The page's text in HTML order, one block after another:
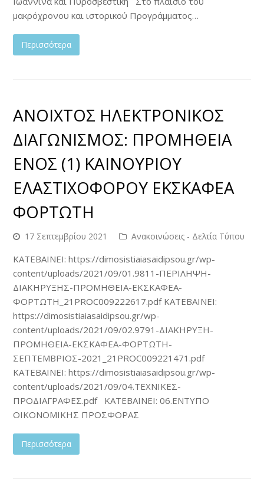
μακρόχρονου και ιστορικού Προγράμματος…
Περισσότερα
ΑΝΟΙΧΤΟΣ ΗΛΕΚΤΡΟΝΙΚΟΣ
ΔΙΑΓΩΝΙΣΜΟΣ: ΠΡΟΜΗΘΕΙΑ
ΕΝΟΣ (1) ΚΑΙΝΟΥΡΙΟΥ
ΕΛΑΣΤΙΧΟΦΟΡΟΥ ΕΚΣΚΑΦΕΑ
ΦΟΡΤΩΤΗ
17 Σεπτεμβρίου 2021 Ανακοινώσεις - Δελτία Τύπου
ΚΑΤΕΒΑΙΝΕΙ: https://dimosistiaiasaidipsou.gr/wp-
content/uploads/2021/09/01.9811-ΠΕΡΙΛΗΨΗ-
ΔΙΑΚΗΡΥΞΗΣ-ΠΡΟΜΗΘΕΙΑ-ΕΚΣΚΑΦΕΑ-
ΦΟΡΤΩΤΗ_21PROC009222617.pdf ΚΑΤΕΒΑΙΝΕΙ:
https://dimosistiaiasaidipsou.gr/wp-
content/uploads/2021/09/02.9791-ΔΙΑΚΗΡΥΞΗ-
ΠΡΟΜΗΘΕΙΑ-ΕΚΣΚΑΦΕΑ-ΦΟΡΤΩΤΗ-
ΣΕΠΤΕΜΒΡΙΟΣ-2021_21PROC009221471.pdf
ΚΑΤΕΒΑΙΝΕΙ: https://dimosistiaiasaidipsou.gr/wp-
content/uploads/2021/09/04.ΤΕΧΝΙΚΕΣ-
ΠΡΟΔΙΑΓΡΑΦΕΣ.pdf ΚΑΤΕΒΑΙΝΕΙ: 06.ΕΝΤΥΠΟ
ΟΙΚΟΝΟΜΙΚΗΣ ΠΡΟΣΦΟΡΑΣ
Περισσότερα